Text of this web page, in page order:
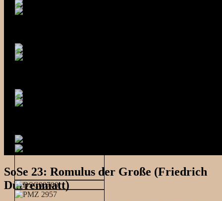
SoSe 23: Romulus der Große (Friedrich
Dürrenmatt)